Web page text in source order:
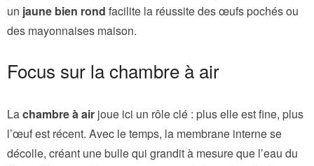
un jaune bien rond facilite la réussite des œufs pochés ou
des mayonnaises maison.
Focus sur la chambre à air
Lachambre à air joue ici un rôle clé : plus elle est fine, plus
l’œuf est récent. Avec le temps, la membrane interne se
décolle, créant une bulle qui grandit à mesure que l’eau du